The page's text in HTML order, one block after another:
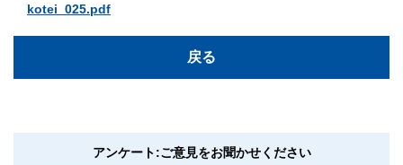
kotei_025.pdf
戻る
アンケート:ご意見をお聞かせください